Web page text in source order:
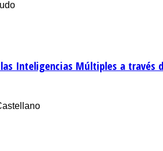
Inteligencias Múltiples a